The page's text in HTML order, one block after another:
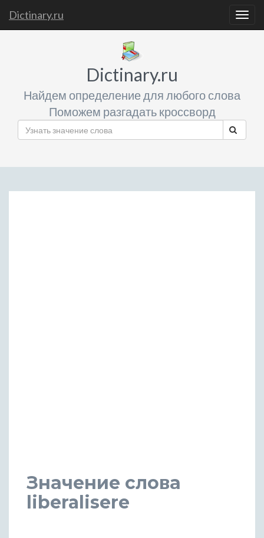
Dictinary.ru
Dictinary.ru
Найдем определение для любого слова
Поможем разгадать кроссворд
Значение слова
liberalisere